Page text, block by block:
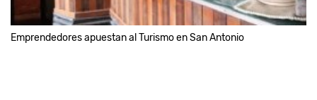
Emprendedores apuestan al Turismo en San Antonio